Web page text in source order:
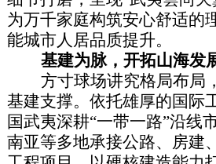
为万千家庭构筑安心舒适的
能城市人居品质提升。
基建为脉，开拓山海发
方寸球场讲究格局布局
基建支撑。依托雄厚的国际
国武夷深耕“一带一路”沿线
南亚等多地承接公路、房建